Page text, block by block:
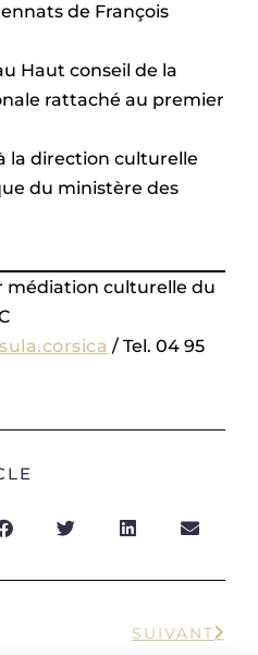
de François
Haut conseil de la
rattaché au premier
la direction culturelle
du ministère des
médiation culturelle du
/ Tel. 04 95
SUIVANT